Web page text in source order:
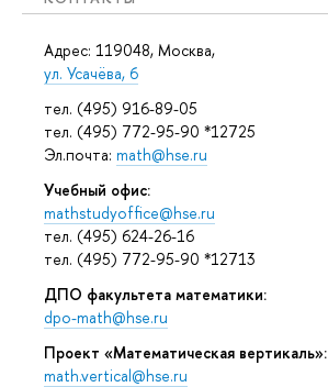
Адрес: 119048, Москва,
ул. Усачёва, 6
тел. (495) 916-89-05
тел. (495) 772-95-90 *12725
Эл.почта: math@hse.ru
Учебный офис:
mathstudyoffice@hse.ru
тел. (495) 624-26-16
тел. (495) 772-95-90 *12713
ДПО факультета математики:
dpo-math@hse.ru
Проект «Математическая вертикаль»:
math.vertical@hse.ru